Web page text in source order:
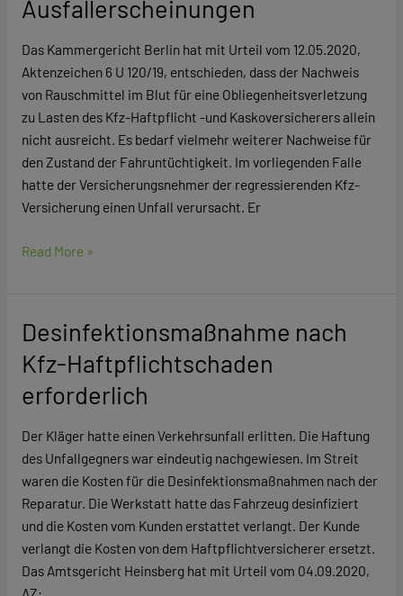
Ausfallerscheinungen
Das Kammergericht Berlin hat mit Urteil vom 12.05.2020,
Aktenzeichen 6 U 120/19, entschieden, dass der Nachweis
von Rauschmittel im Blut für eine Obliegenheitsverletzung
zu Lasten des Kfz-Haftpflicht -und Kaskoversicherers allein
nicht ausreicht. Es bedarf vielmehr weiterer Nachweise für
den Zustand der Fahruntüchtigkeit. Im vorliegenden Falle
hatte der Versicherungsnehmer der regressierenden Kfz-
Versicherung einen Unfall verursacht. Er
nach
ohne
Ausfallerscheinungen
Read More »
Desinfektionsmaßnahme nach
Kfz-Haftpflichtschaden
erforderlich
Der Kläger hatte einen Verkehrsunfall erlitten. Die Haftung
des Unfallgegners war eindeutig nachgewiesen. Im Streit
waren die Kosten für die Desinfektionsmaßnahmen nach der
Reparatur. Die Werkstatt hatte das Fahrzeug desinfiziert
und die Kosten vom Kunden erstattet verlangt. Der Kunde
verlangt die Kosten von dem Haftpflichtversicherer ersetzt.
Das Amtsgericht Heinsberg hat mit Urteil vom 04.09.2020,
Desinfektionsmaßnahme
Kfz-
Haftpflichtschaden